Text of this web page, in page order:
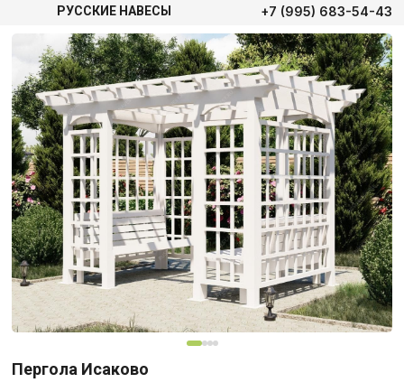
РУССКИЕ НАВЕСЫ +7 (995) 683-54-43
Пергола Исаково